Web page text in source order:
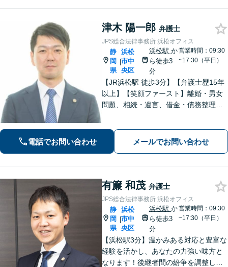
津木 陽一郎 弁護士
JPS総合法律事務所 浜松オフィス
静
岡
県
|
浜松
市中
央区
浜松駅 か
ら徒歩3
分
営業時間：09:30
~17:30（平日）
【JR浜松駅 徒歩3分】【弁護士歴15年
以上】【笑顔ファースト】離婚・男女
問題、相続・遺言、借金・債務整理な
顔で前を向いていただけるように全力
でサポートいたします。【初回面談無
電話でお問い合わせ メールでお問い合わせ
有簾 和茂 弁護士
JPS総合法律事務所 浜松オフィス
静
岡
県
|
浜松
市中
央区
浜松駅 か
ら徒歩3
分
営業時間：09:30
~17:30（平日）
【浜松駅3分】温かみある対応と豊富な
経験を活かし、あなたの力強い味方と
なります！後継者間の紛争を調整し、